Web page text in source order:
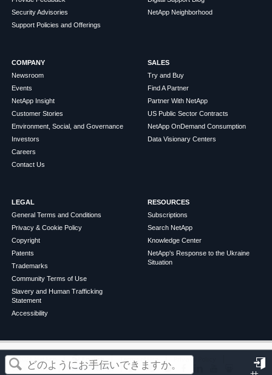
この記事は役に立ちましたか？
Security Advisories
Support Policies and Offerings
NetApp Neighborhood
COMPANY
Newsroom
Events
NetApp Insight
Customer Stories
Environment, Social, and Governance
Investors
Careers
Contact Us
SALES
Try and Buy
Find A Partner
Partner With NetApp
US Public Sector Contracts
NetApp OnDemand Consumption
Data Visionary Centers
LEGAL
General Terms and Conditions
Privacy & Cookie Policy
Copyright
Patents
Trademarks
Community Terms of Use
Slavery and Human Trafficking
Statement
Accessibility
RESOURCES
Subscriptions
Search NetApp
Knowledge Center
NetApp's Response to the Ukraine
Situation
©2026 NetApp English Terms of Use
Privacy Policy
Cookie Policy
Cookie Settings